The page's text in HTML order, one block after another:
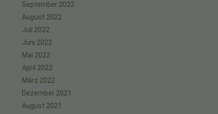
September 2022
August 2022
Juli 2022
Juni 2022
Mai 2022
April 2022
März 2022
Dezember 2021
August 2021